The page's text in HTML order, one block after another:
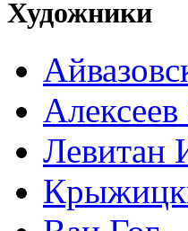
Художники
Левитан